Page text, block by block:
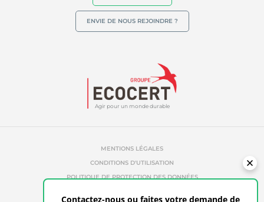
Commerce équitable
Agriculture durable
Responsabilité sociétale des entreprises
Biodiversité et changement climatique
Allégations environnementales
Agir pour un monde durable
ENVIE DE NOUS REJOINDRE ?
MENTIONS LÉGALES
CONDITIONS D'UTILISATION
POLITIQUE DE PROTECTION DES DONNÉES
Contactez-nous ou faites votre demande de